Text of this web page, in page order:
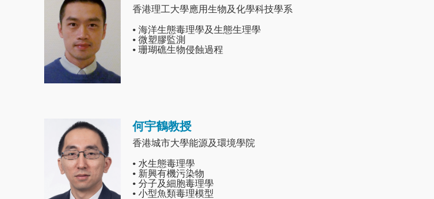
香港理工大學應用生物及化學科技學系
• 海洋生態毒理學及生態生理學
• 微塑膠監測
• 珊瑚礁生物侵蝕過程
Image 何宇鶴教授
香港城市大學能源及環境學院
• 水生態毒理學
• 新興有機污染物
• 分子及細胞毒理學
• 小型魚類毒理模型